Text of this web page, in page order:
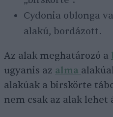
Cydonia oblonga
alakú, bordázott.
Az alak meghatározó a
ugyanis az alma
alakúak a birskörte
nem csak az alak lehet